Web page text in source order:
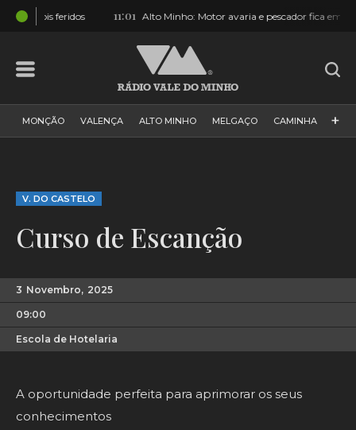
11:01 Alto Minho: Motor avaria e pescador fica em apuros
MONÇÃO VALENÇA ALTO MINHO MELGAÇO CAMINHA
VALE DO MINHO MINHO MUNDO ESPANHA
VILA PRAIA DE ÂNCORA
+
V. DO CASTELO
Curso de Escanção
3 Novembro, 2025
09:00
Escola de Hotelaria
A oportunidade perfeita para aprimorar os seus
conhecimentos